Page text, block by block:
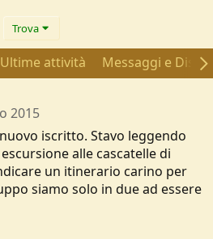
Trova
Ultime attività Messaggi e
2015
iscritto. Stavo leggendo
alle cascatelle di
un itinerario carino per
siamo solo in due ad essere